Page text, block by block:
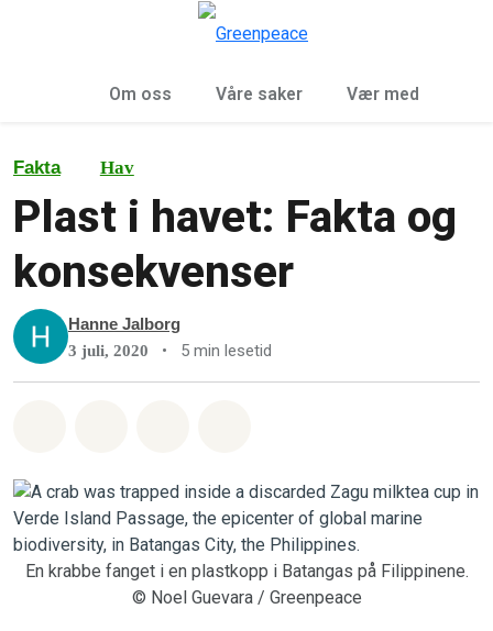
Om oss Våre saker Vær med
Fakta Hav
Plast i havet: Fakta og
konsekvenser
Hanne Jalborg
3 juli, 2020 • 5 min lesetid
En krabbe fanget i en plastkopp i Batangas på Filippinene.
© Noel Guevara / Greenpeace